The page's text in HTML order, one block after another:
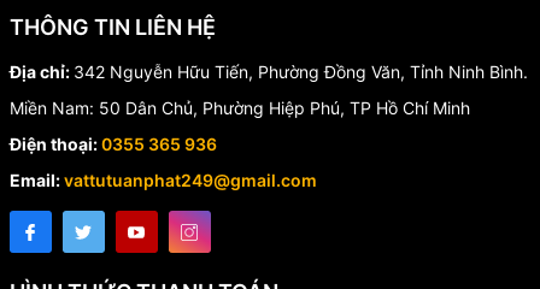
Hệ thống bơm hóa chất và dung môi
Vì sao nên chọn rọ hút PPH
SH23 / SH23-V?
Sản phẩm mang lại khả năng vận hành ổn định, chống ăn mòn tốt
và chi phí đầu tư hợp lý. Với đa dạng kích thước từ DN20 đến
DN100, rọ hút PPH SH23 / SH23-V đáp ứng nhiều nhu cầu lắp đặt
THÔNG TIN LIÊN HỆ
Địa chỉ: 342 Nguyễn Hữu Tiến, Phường Đồng Văn, Tỉnh Ninh Bình.
Miền Nam: 50 Dân Chủ, Phường Hiệp Phú, TP Hồ Chí Minh
Điện thoại:0355 365 936
Email:vattutuanphat249@gmail.com